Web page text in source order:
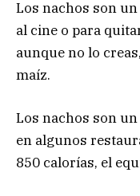
Los nachos son
al cine o para
aunque no lo
maíz.
Los nachos son
en algunos
850 calorías, el